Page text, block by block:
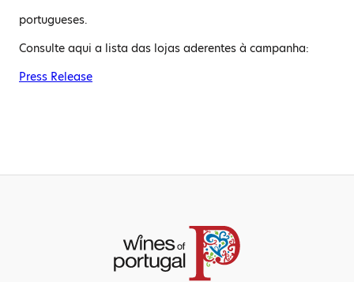
portugueses.
Consulte aqui a lista das lojas aderentes à campanha:
Press Release